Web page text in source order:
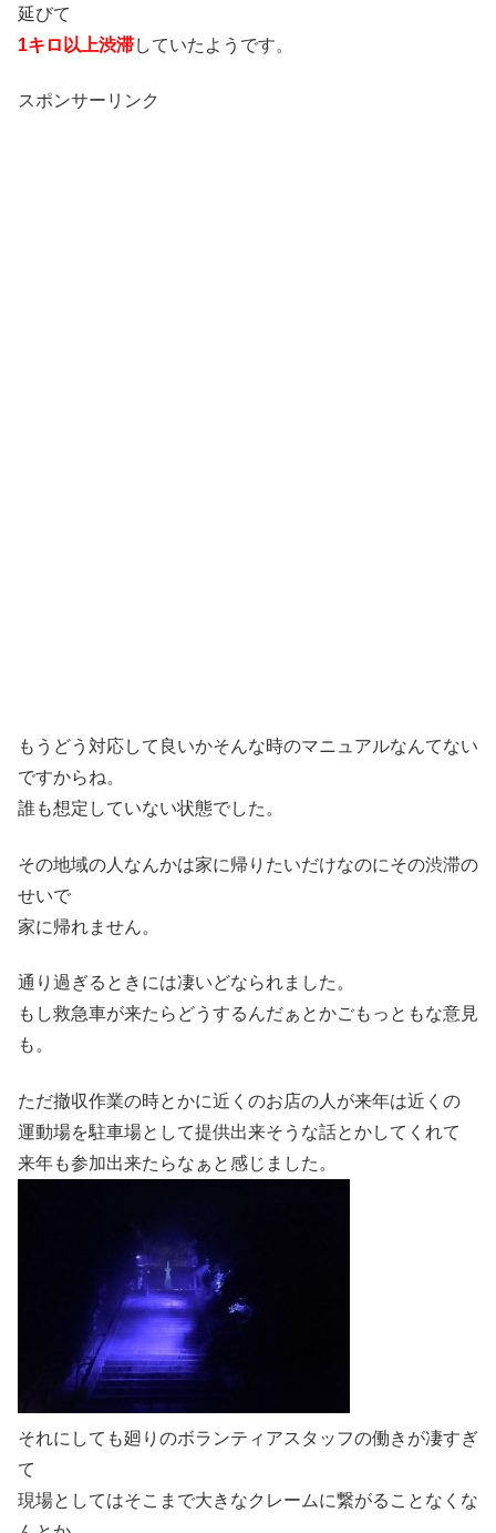
延びて
1キロ以上渋滞していたようです。
スポンサーリンク
もうどう対応して良いかそんな時のマニュアルなんてない
ですからね。
誰も想定していない状態でした。
その地域の人なんかは家に帰りたいだけなのにその渋滞の
せいで
家に帰れません。
通り過ぎるときには凄いどなられました。
もし救急車が来たらどうするんだぁとかごもっともな意見
も。
ただ撤収作業の時とかに近くのお店の人が来年は近くの
運動場を駐車場として提供出来そうな話とかしてくれて
来年も参加出来たらなぁと感じました。
それにしても廻りのボランティアスタッフの働きが凄すぎ
て
現場としてはそこまで大きなクレームに繋がることなくな